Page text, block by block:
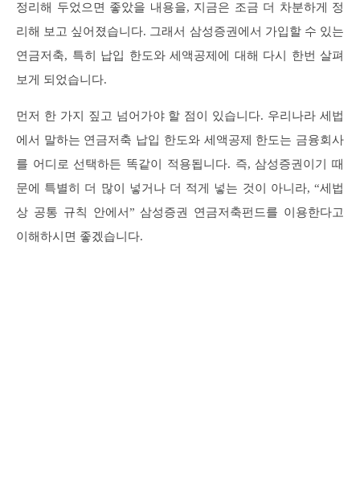
정리해 두었으면 좋았을 내용을, 지금은 조금 더 차분하게 정
리해 보고 싶어졌습니다. 그래서 삼성증권에서 가입할 수 있는
연금저축, 특히 납입 한도와 세액공제에 대해 다시 한번 살펴
보게 되었습니다.
먼저 한 가지 짚고 넘어가야 할 점이 있습니다. 우리나라 세법
에서 말하는 연금저축 납입 한도와 세액공제 한도는 금융회사
를 어디로 선택하든 똑같이 적용됩니다. 즉, 삼성증권이기 때
문에 특별히 더 많이 넣거나 더 적게 넣는 것이 아니라, “세법
상 공통 규칙 안에서” 삼성증권 연금저축펀드를 이용한다고
이해하시면 좋겠습니다.